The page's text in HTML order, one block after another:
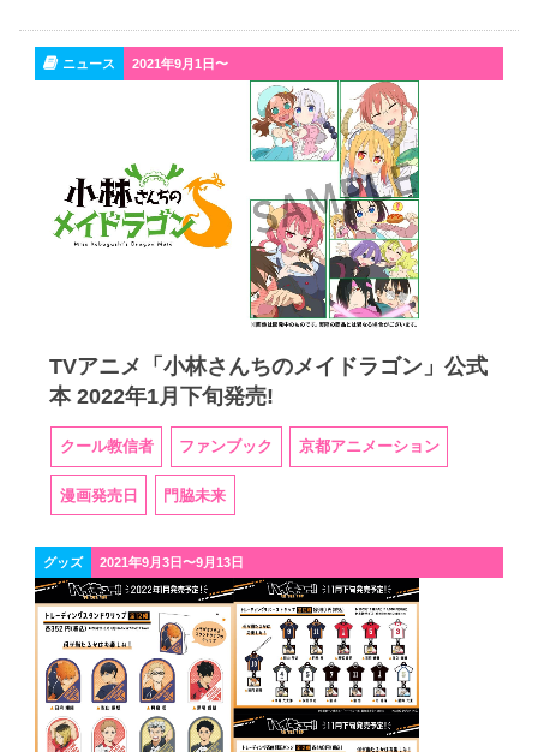
ニュース 2021年9月1日〜
TVアニメ「小林さんちのメイドラゴン」公式
本 2022年1月下旬発売!
クール教信者 ファンブック 京都アニメーション
漫画発売日 門脇未来
グッズ 2021年9月3日〜9月13日